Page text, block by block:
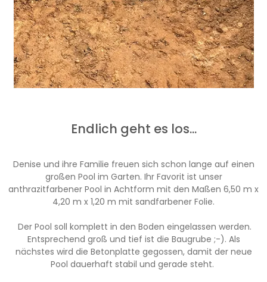
Endlich geht es los...
Denise und ihre Familie freuen sich schon lange auf einen
großen Pool im Garten. Ihr Favorit ist unser
anthrazitfarbener Pool in Achtform mit den Maßen 6,50 m x
4,20 m x 1,20 m mit sandfarbener Folie.
Der Pool soll komplett in den Boden eingelassen werden.
Entsprechend groß und tief ist die Baugrube ;-). Als
nächstes wird die Betonplatte gegossen, damit der neue
Pool dauerhaft stabil und gerade steht.